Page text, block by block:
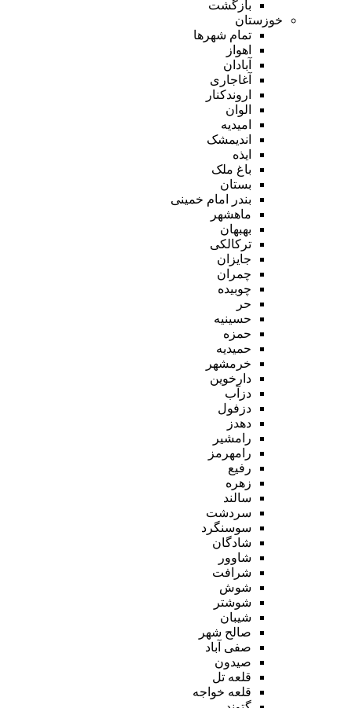
بازگشت
خوزستان
تمام شهر‌ها
اهواز
آبادان
آغاجاری
اروندکنار
الوان
امیدیه
اندیمشک
ایذه
باغ ملک
بستان
بندر امام خمینی
ماهشهر
بهبهان
ترکالکی
جایزان
چمران
چوبیده
حر
حسینیه
حمزه
حمیدیه
خرمشهر
دارخوین
دزآب
دزفول
دهدز
رامشیر
رامهرمز
رفیع
زهره
سالند
سردشت
سوسنگرد
شادگان
شاوور
شرافت
شوش
شوشتر
شیبان
صالح شهر
صفی آباد
صیدون
قلعه تل
قلعه خواجه